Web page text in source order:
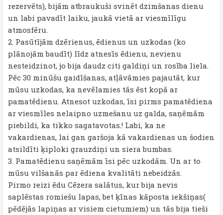
rezervēts), bijām atbraukuši svinēt dzimšanas dienu
un labi pavadīt laiku, jaukā vietā ar viesmīlīgu
atmosfēru.
2. Pasūtījām dzērienus, ēdienus un uzkodas (ko
plānojām baudīt) līdz atnesīs ēdienu, nevienu
nesteidzinot, jo bija daudz citi galdiņi un rosība liela.
Pēc 30 minūšu gaidīšanas, atļāvāmies pajautāt, kur
mūsu uzkodas, ka nevēlamies tās ēst kopā ar
pamatēdienu. Atnesot uzkodas, īsi pirms pamatēdiena
ar viesmīles nelaipno uzmešanu uz galda, saņēmām
piebildi, ka tikko sagatavotas.! Labi, ka ne
vakardienas, lai gan garšoja kā vakardienas un šodien
atsildīti ķiploki grauzdiņi un siera bumbas.
3. Pamatēdienu saņēmām īsi pēc uzkodām. Un ar to
mūsu vilšanās par ēdiena kvalitāti nebeidzās.
Pirmo reizi ēdu Cēzera salātus, kur bija nevis
saplēstas romiešu lapas, bet ķīnas kāposta iekšiņas(
pēdējās lapiņas ar visiem cietumiem) un tās bija tieši